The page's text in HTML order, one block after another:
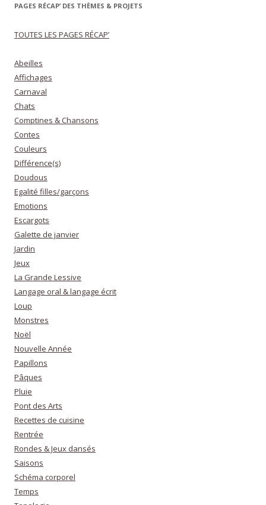
PAGES RÉCAP’ DES THÈMES & PROJETS
TOUTES LES PAGES RÉCAP’
Abeilles
Affichages
Carnaval
Chats
Comptines & Chansons
Contes
Couleurs
Différence(s)
Doudous
Egalité filles/garçons
Emotions
Escargots
Galette de janvier
Jardin
Jeux
La Grande Lessive
Langage oral & langage écrit
Loup
Monstres
Noël
Nouvelle Année
Papillons
Pâques
Pluie
Pont des Arts
Recettes de cuisine
Rentrée
Rondes & Jeux dansés
Saisons
Schéma corporel
Temps